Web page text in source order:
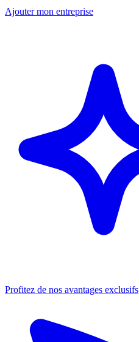
Ajouter mon entreprise
Profitez de nos avantages exclusifs